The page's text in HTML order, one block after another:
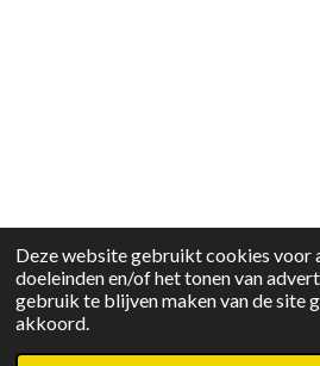
Deze website gebruikt cookies voor
doeleinden en/of het tonen van
gebruik te blijven maken van de site
akkoord.